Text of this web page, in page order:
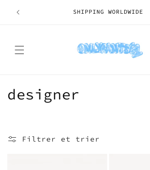
passer
SHIPPING WORLDWIDE
C
l
designer
Filtrer et trier